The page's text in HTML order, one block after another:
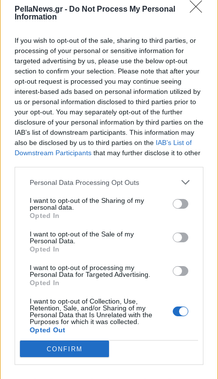
PellaNews.gr - Do Not Process My Personal
Information
If you wish to opt-out of the sale, sharing to third parties, or
processing of your personal or sensitive information for
targeted advertising by us, please use the below opt-out
section to confirm your selection. Please note that after your
opt-out request is processed you may continue seeing
interest-based ads based on personal information utilized by
us or personal information disclosed to third parties prior to
your opt-out. You may separately opt-out of the further
disclosure of your personal information by third parties on the
IAB’s list of downstream participants. This information may
also be disclosed by us to third parties on the IAB’s List of
Downstream Participants that may further disclose it to other
Personal Data Processing Opt Outs
I want to opt-out of the Sharing of my
personal data.
Opted In
I want to opt-out of the Sale of my
Personal Data.
Opted In
I want to opt-out of processing my
Personal Data for Targeted Advertising.
Opted In
I want to opt-out of Collection, Use,
Retention, Sale, and/or Sharing of my
Personal Data that Is Unrelated with the
Purposes for which it was collected.
Opted Out
CONFIRM